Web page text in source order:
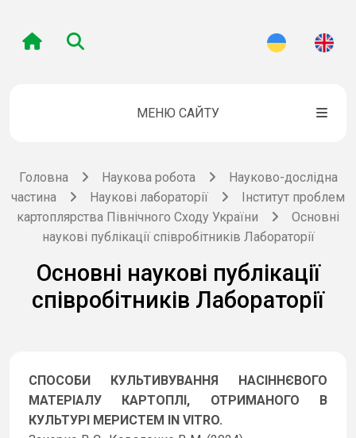
МЕНЮ САЙТУ
Головна Наукова робота
Науково-дослідна
частина
Наукові лабораторії
Інститут проблем
картоплярства Північного Сходу України
Основні
наукові публікації співробітників Лабораторії
Основні наукові публікації
співробітників Лабораторії
СПОСОБИ КУЛЬТИВУВАННЯ НАСІННЄВОГО
МАТЕРІАЛУ КАРТОПЛІ, ОТРИМАНОГО В
КУЛЬТУРІ МЕРИСТЕМ IN VITRO.